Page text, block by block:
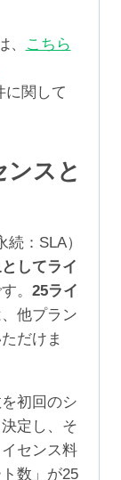
こちら
に関して
スと
：SLA）
してライ
。 25ライ
他プラン
だけま
初回のシ
定し、そ
センス料
数」が25